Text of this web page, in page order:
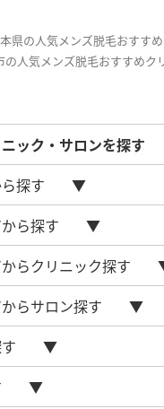
県の人気メンズ脱毛おすす
の人気メンズ脱毛おすすめク
ック・サロンを探す
探す
ら探す
らクリニック探す
らサロン探す